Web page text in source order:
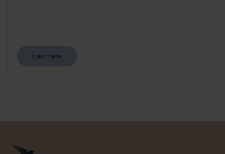
Læs mere